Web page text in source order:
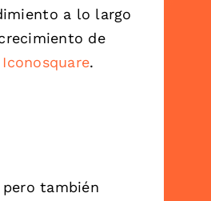
a lo largo
de
.
también